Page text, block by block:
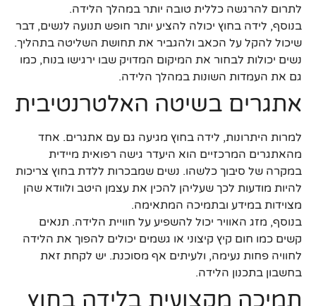
לתרום להרגשה כללית טובה יותר במהלך הלידה.
בנוסף, לידה בחוץ יכולה להציע יותר חופש תנועה לנשים, דבר
שיכול להקל על הכאב ולהגביר את תחושת השליטה בתהליך.
נשים יכולות לבחור את המיקום המדויק שבו ירגישו בנוח, כמו
גם את העמדות השונות במהלך הלידה.
אתגרים בשיטה האלטרנטיבית
למרות היתרונות, לידה בחוץ מגיעה גם עם אתגרים. אחד
מהאתגרים המרכזיים הוא היעדר גישה רפואית מיידית
במקרה של סיבוך כלשהו. נשים שמבכרות ללדת בחוץ צריכות
להיות מודעות לכך שעליהן להכין את עצמן היטב ולוודא שהן
מצוידות במידע ובתמיכה המתאימה.
בנוסף, מזג האוויר יכול להשפיע על חוויית הלידה. תנאים
קשים כמו חום קיץ קיצוני או גשמים יכולים להפוך את הלידה
לחוויה פחות נעימה, ולעיתים אף מסוכנת. יש לקחת זאת
בחשבון בתכנון הלידה.
תמיכה מקצועית בלידה בחוץ